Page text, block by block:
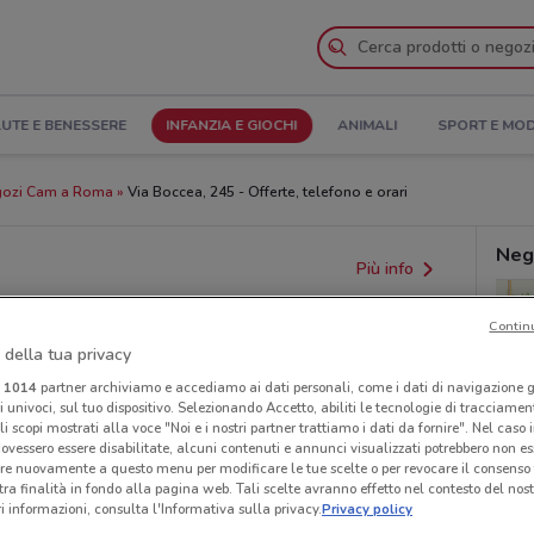
E BENESSERE INFANZIA E GIOCHI ANIMALI SPORT E
Cam a Roma Via Boccea, 245 - Offerte, telefono e orari
Più info
regionali o nazionali. Verifica l’accuratezza
della tua privacy
1014partner archiviamo e accediamo ai dati personali, come i dati di navigazione
sul tuo dispositivo. Selezionando Accetto, abiliti le tecnologie di
scopi mostrati alla voce "Noi e i nostri partner trattiamo i dati da fornire". Nel caso
essere disabilitate, alcuni contenuti e annunci visualizzati potrebbero non
nuovamente a questo menu per modificare le tue scelte o per revocare il
finalità in fondo alla pagina web. Tali scelte avranno effetto nel contesto del
informazioni, consulta l'Informativa sulla privacy.Privacy policy